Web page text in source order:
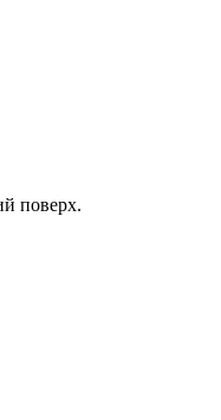
поверх.